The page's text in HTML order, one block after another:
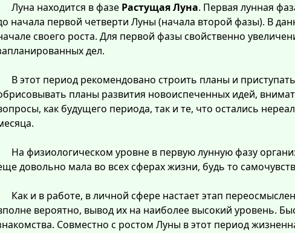
Луна находится в фазе Растущая Луна. Первая лунная
начала первой четверти Луны (начала второй фазы). В
своего роста. Для первой фазы свойственно
дел.
В этот период рекомендовано строить планы и
планы развития новоиспеченных идей,
как будущего периода, так и те, что остались
На физиологическом уровне в первую лунную фазу
довольно мала во всех сферах жизни, будь то
Как и в работе, в личной сфере настает этап
вероятно, вывод их на наиболее высокий уровень.
Совместно с ростом Луны в этот период